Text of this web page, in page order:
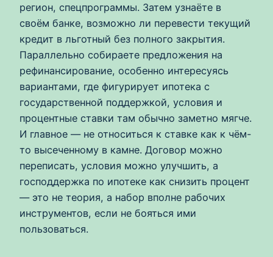
регион, спецпрограммы. Затем узнаёте в
своём банке, возможно ли перевести текущий
кредит в льготный без полного закрытия.
Параллельно собираете предложения на
рефинансирование, особенно интересуясь
вариантами, где фигурирует ипотека с
государственной поддержкой, условия и
процентные ставки там обычно заметно мягче.
И главное — не относиться к ставке как к чём-
то высеченному в камне. Договор можно
переписать, условия можно улучшить, а
господдержка по ипотеке как снизить процент
— это не теория, а набор вполне рабочих
инструментов, если не бояться ими
пользоваться.